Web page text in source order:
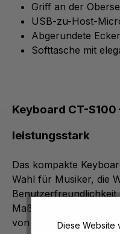
Griff an der
USB-zu-Host-
Abgerundete
Softtasche mit
Keyboard CT-
leistungsstark
Das kompakte
Wahl für Musiker, die
Benutzerfreundlichkeit
Maßen von 93 x 25,6
von nur 3,3 kg lässt
Diese Website